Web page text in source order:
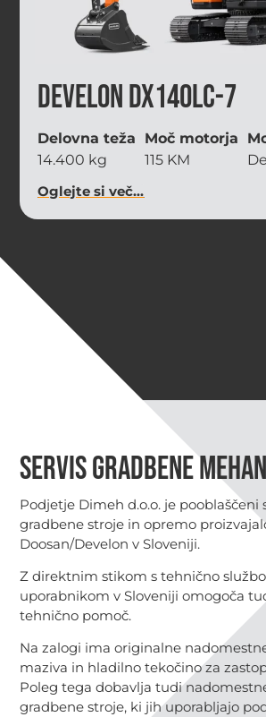
Develon DX140LC-7
Delovna teža
14.400 kg
Moč motorja
115 KM
Oglejte si več...
Servis gradbene
Podjetje Dimeh d.o.o. je pooblaščeni
gradbene stroje in opremo
Doosan/Develon v Sloveniji.
Z direktnim stikom s tehnično
uporabnikom v Sloveniji omogoča
tehnično pomoč.
Na zalogi ima originalne
maziva in hladilno tekočino za
Poleg tega dobavlja tudi
gradbene stroje, ki jih uporabljajo